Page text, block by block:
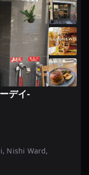
デイ-
Nishi Ward,